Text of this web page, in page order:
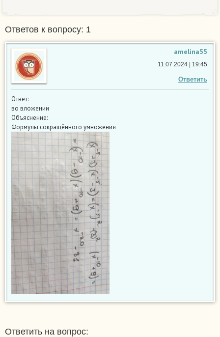
Ответов к вопросу: 1
amelina55
Ответить
11.07.2024 | 19:45
Ответ:
во вложении
Объяснение:
Формулы сокращённого умножения
Ответить на вопрос: